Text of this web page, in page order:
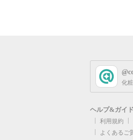
化
ヘルプ&ガイド
利用規約
よくあるご